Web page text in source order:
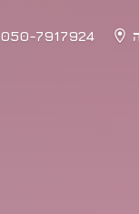
050-7917924